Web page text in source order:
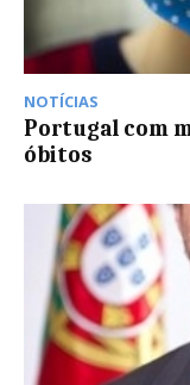
NOTÍCIAS
Portugal com
óbitos